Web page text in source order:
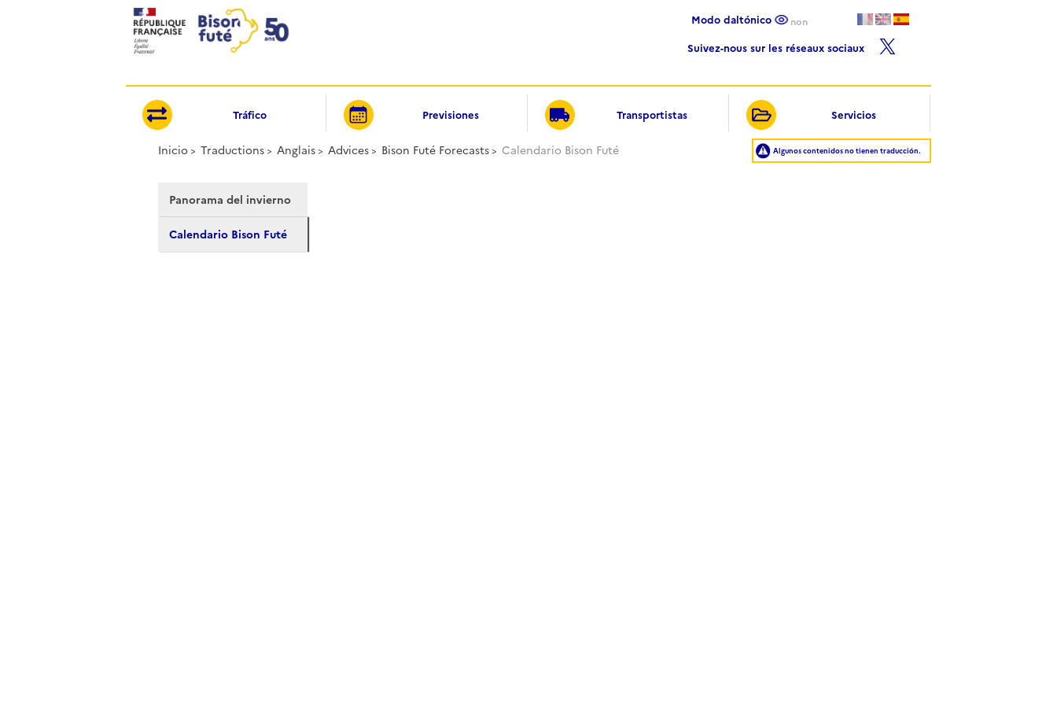
Modo daltónico non
Suivez-nous sur les réseaux sociaux
Tráfico Previsiones Transportistas Servicios
Algunos contenidos no tienen traducción.
Inicio Traductions Anglais Advices Bison Futé Forecasts Calendario Bison Futé
Panorama del invierno
Calendario Bison Futé